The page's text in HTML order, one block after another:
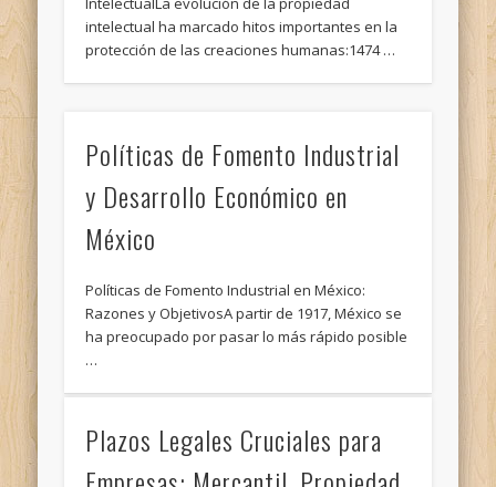
intelectual ha marcado hitos importantes en la
protección de las creaciones humanas:1474 …
Políticas de Fomento Industrial
y Desarrollo Económico en
México
Políticas de Fomento Industrial en México:
Razones y ObjetivosA partir de 1917, México se
ha preocupado por pasar lo más rápido posible
…
Plazos Legales Cruciales para